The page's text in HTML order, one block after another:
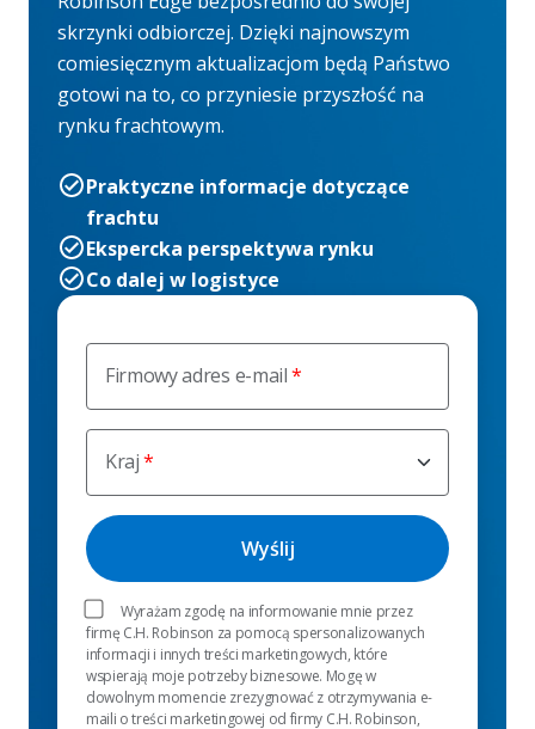
Firmowy adres e-mail
Kraj
Wyrażam zgodę na informowanie mnie przez
firmę C.H. Robinson za pomocą spersonalizowanych
informacji i innych treści marketingowych, które
wspierają moje potrzeby biznesowe. Mogę w
dowolnym momencie zrezygnować z otrzymywania e-
maili o treści marketingowej od firmy C.H. Robinson,
skrzynki odbiorczej. Dzięki najnowszym
comiesięcznym aktualizacjom będą Państwo
gotowi na to, co przyniesie przyszłość na
rynku frachtowym.
Praktyczne informacje dotyczące
frachtu
Ekspercka perspektywa rynku
Co dalej w logistyce